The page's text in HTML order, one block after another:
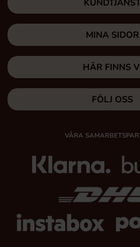
MINA SIDOR
HÄR FINNS
FÖLJ OSS
VÅRA